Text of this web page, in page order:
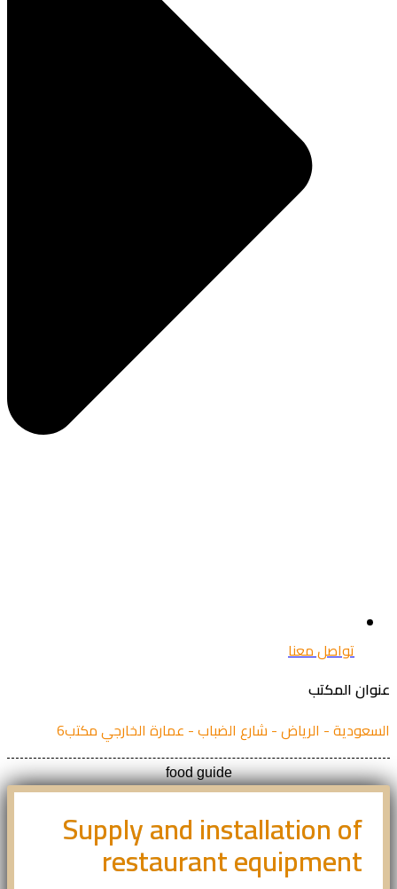
تواصل معنا
المكتب
- الرياض - شارع الضباب - عمارة الخارجي مكتب6
food guide
Supply and installation of
restaurant equipment